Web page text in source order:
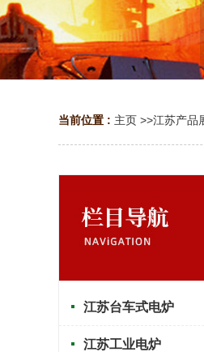
当前位置 : 主页 >>江苏产品
江苏台车式电炉
江苏工业电炉